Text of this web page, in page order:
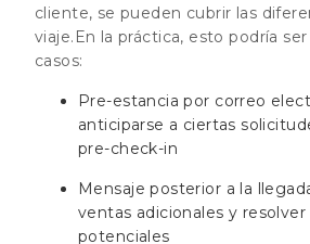
cliente, se pueden cubrir las
viaje.En la práctica, esto podría
casos:
Pre-estancia por correo
anticiparse a ciertas
pre-check-in
Mensaje posterior a la
ventas adicionales y
potenciales